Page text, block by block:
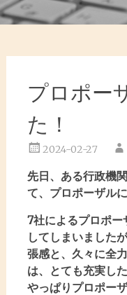
プロポー
た！
2024-02-27
先日、ある行政機
て、プロポーザル
7社によるプロポ
してしまいました
張感と、久々に全
は、とても充実し
やっぱりプロポー